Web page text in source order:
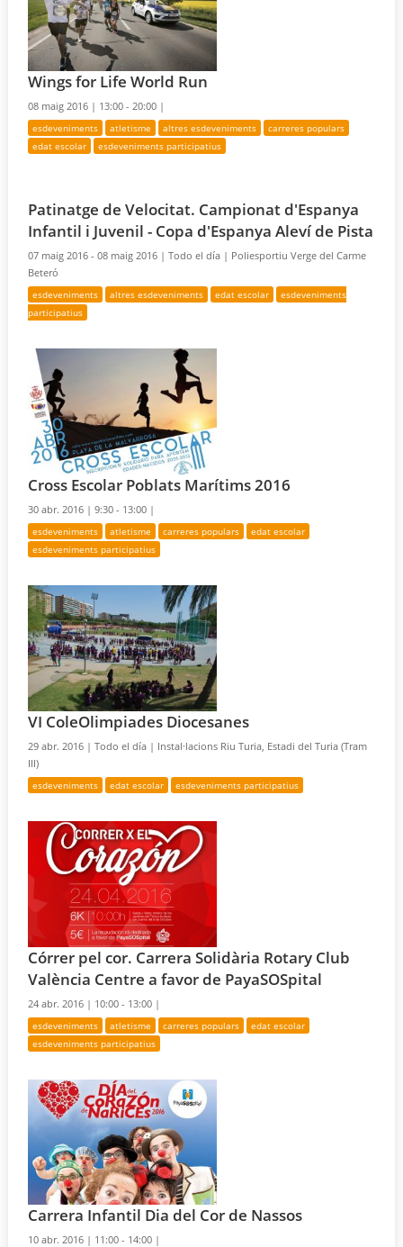
Wings for Life World Run
08 maig 2016 | 13:00 - 20:00 |
esdeveniments atletisme altres esdeveniments
carreres populars
edat escolar
esdeveniments participatius
Patinatge de Velocitat. Campionat d'Espanya
Infantil i Juvenil - Copa d'Espanya Aleví de Pista
07 maig 2016 - 08 maig 2016 |Todo el día | Poliesportiu Verge del Carme
Beteró
esdeveniments altres esdeveniments edat escolar
esdeveniments
participatius
Cross Escolar Poblats Marítims 2016
30 abr. 2016 |9:30 - 13:00 |
esdeveniments atletisme carreres populars
edat escolar
esdeveniments participatius
VI ColeOlimpiades Diocesanes
29 abr. 2016 |Todo el día | Instal·lacions Riu Turia, Estadi del Turia (Tram
III)
esdeveniments edat escolar esdeveniments participatius
Córrer pel cor. Carrera Solidària Rotary Club
València Centre a favor de PayaSOSpital
24 abr. 2016 | 10:00 - 13:00 |
esdeveniments atletisme carreres populars
edat escolar
esdeveniments participatius
Carrera Infantil Dia del Cor de Nassos
10 abr. 2016 | 11:00 - 14:00 |